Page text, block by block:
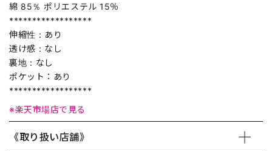
綿 85％ ポリエステル 15％
******************
伸縮性：あり
透け感：なし
裏地：なし
ポケット：あり
******************
※楽天市場店で見る
《取り扱い店舗》